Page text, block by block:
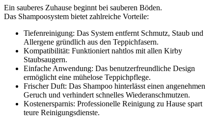
Ein sauberes Zuhause beginnt bei sauberen Böden.
Das Shampoosystem bietet zahlreiche Vorteile:
Tiefenreinigung: Das System entfernt Schmutz, Staub und
Allergene gründlich aus den Teppichfasern.
Kompatibilität: Funktioniert nahtlos mit allen Kirby
Staubsaugern.
Einfache Anwendung: Das benutzerfreundliche Design
ermöglicht eine mühelose Teppichpflege.
Frischer Duft: Das Shampoo hinterlässt einen angenehmen
Geruch und verhindert schnelles Wiederanschmutzen.
Kostenersparnis: Professionelle Reinigung zu Hause spart
teure Reinigungsdienste.